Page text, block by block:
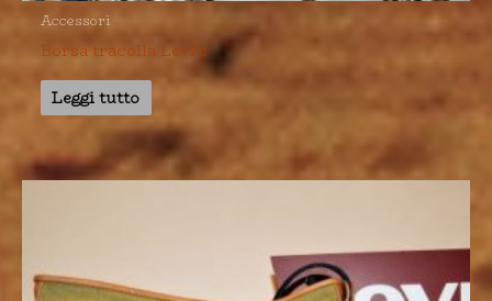
Accessori
Borsa tracolla Levi’s
Leggi tutto